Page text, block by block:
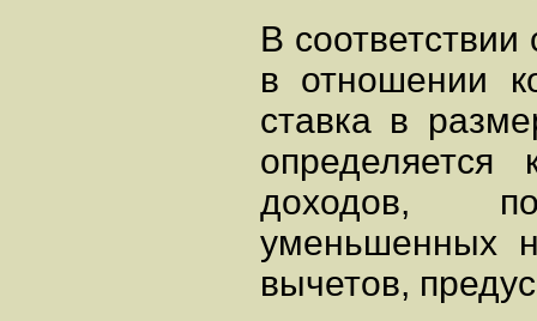
В
в отношении
ставка в
доходов,
уменьшенных
вычетов,